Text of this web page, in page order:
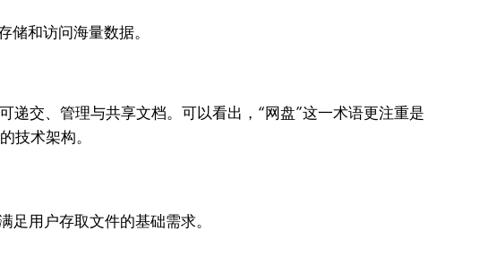
储和访问海量数据。
交、管理与共享文档。可以看出，“网盘”这一术语更注重是
技术架构。
用户存取文件的基础需求。